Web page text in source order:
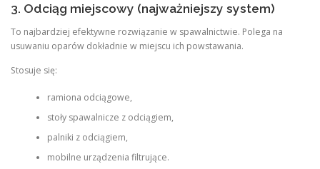
3. Odciąg miejscowy (najważniejszy system)
To najbardziej efektywne rozwiązanie w spawalnictwie. Polega na
usuwaniu oparów dokładnie w miejscu ich powstawania.
Stosuje się:
ramiona odciągowe,
stoły spawalnicze z odciągiem,
palniki z odciągiem,
mobilne urządzenia filtrujące.